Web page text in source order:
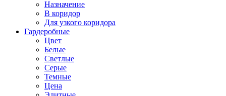
Назначение
В коридор
Для узкого коридора
Гардеробные
Цвет
Белые
Светлые
Серые
Темные
Цена